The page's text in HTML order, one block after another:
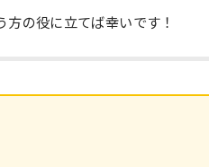
の役に立てば幸いです！